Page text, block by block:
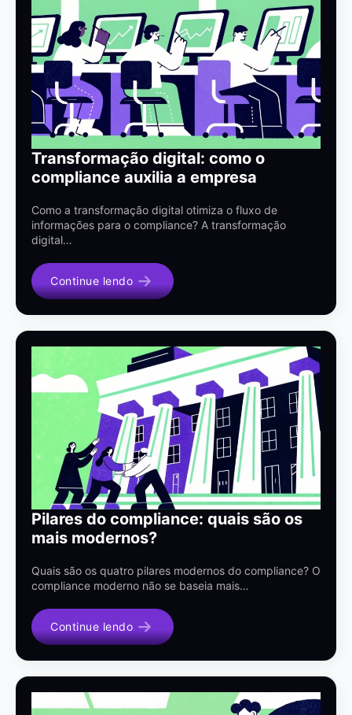
Transformação digital: como o
compliance auxilia a empresa
Como a transformação digital otimiza o fluxo de
informações para o compliance? A transformação
digital…
Continue lendo
Pilares do compliance: quais são os
mais modernos?
Quais são os quatro pilares modernos do compliance? O
compliance moderno não se baseia mais…
Continue lendo